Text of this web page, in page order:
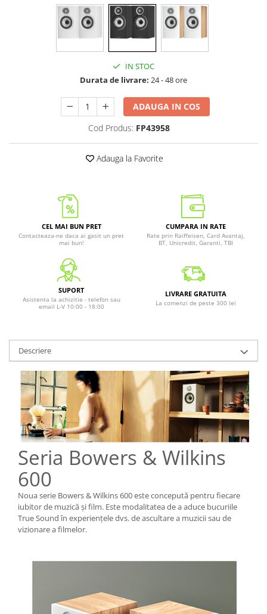
IN STOC
Durata de livrare: 24 - 48 ore
ADAUGA IN COS
Cod Produs: FP43958
Adauga la Favorite
CEL MAI BUN PRET
Contacteaza-ne daca ai gasit un pret
mai bun!
CUMPARA IN RATE
Rate prin Raiffeisen, Card Avantaj,
BT, Unicredit, Garanti, TBI
SUPORT
Asistenta la achizitie - telefon sau
email L-V 10:00 - 18:00
LIVRARE GRATUITA
La comenzi de peste 300 lei
Descriere
Seria Bowers & Wilkins
600
Noua serie Bowers & Wilkins 600 este concepută pentru fiecare
iubitor de muzică și film. Este modalitatea de a aduce bucuriile
True Sound în experiențele dvs. de ascultare a muzicii sau de
vizionare a filmelor.